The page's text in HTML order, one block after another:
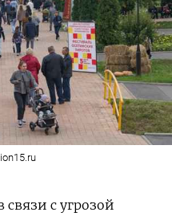
с угрозой